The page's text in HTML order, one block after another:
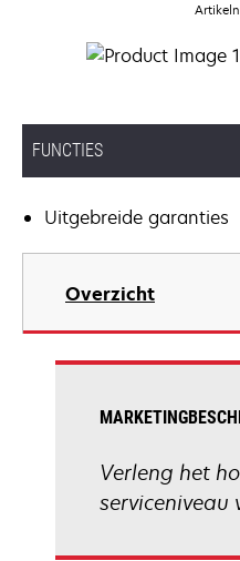
FUNCTIES
Uitgebreide garanties
Overzicht
Verleng het
serviceniveau